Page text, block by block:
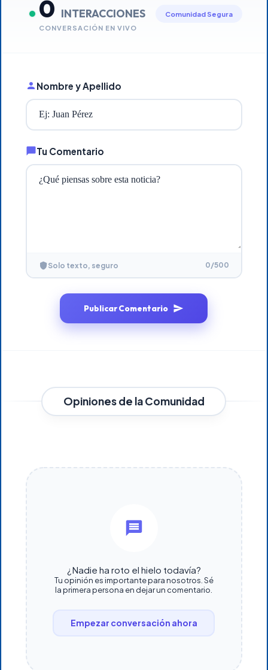
0 INTERACCIONES
CONVERSACIÓN EN VIVO
Comunidad Segura
Nombre y Apellido
Tu Comentario
Solo texto, seguro 0/500
Publicar Comentario
Opiniones de la Comunidad
¿Nadie ha roto el hielo todavía?
Tu opinión es importante para nosotros. Sé
la primera persona en dejar un comentario.
Empezar conversación ahora